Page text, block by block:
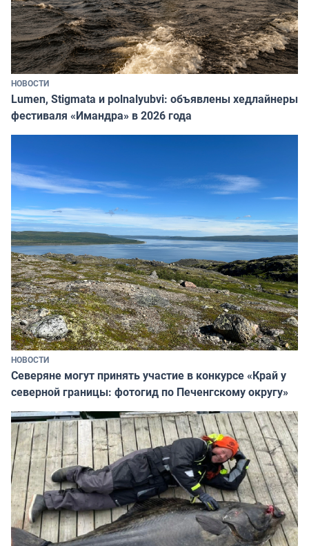
НОВОСТИ
Lumen, Stigmata и polnalyubvi: объявлены хедлайнеры
фестиваля «Имандра» в 2026 года
НОВОСТИ
Северяне могут принять участие в конкурсе «Край у
северной границы: фотогид по Печенгскому округу»